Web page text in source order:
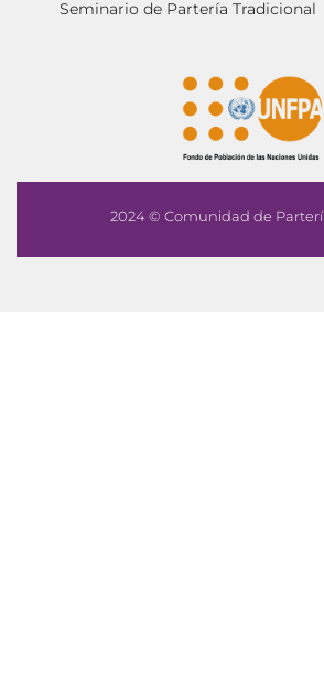
Seminario de Partería Tradicional
2024 © Comunidad de